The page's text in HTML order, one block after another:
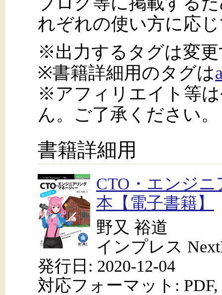
れぞれの使い方に応
※出力するタグは変
※書籍詳細用のタグは
※アフィリエイト等
ん。ご了承ください。
書籍詳細用
CTO・エンジ
本【電子書籍】
野又 裕道
インプレス
発行日: 2020-12-04
対応フォーマット: PDF,